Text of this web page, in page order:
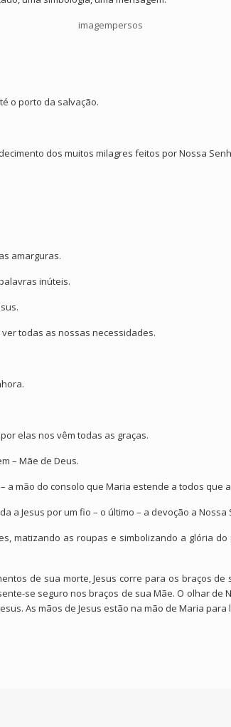
o porto da salvação.
dos muitos milagres feitos por Nossa
amarguras.
inúteis.
todas as nossas necessidades.
elas nos vêm todas as graças.
– Mãe de Deus.
a mão do consolo que Maria estende a todos que
a Jesus por um fio – o último – a devoção a Nossa
matizando as roupas e simbolizando a glória
de sua morte, Jesus corre para os braços
se seguro nos braços de sua Mãe. O olhar
As mãos de Jesus estão na mão de Maria